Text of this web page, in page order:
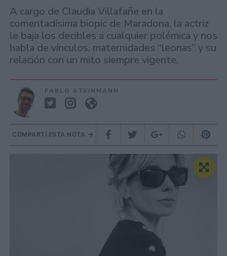
A cargo de Claudia Villafañe en la
comentadísima biopic de Maradona, la actriz
le baja los decibles a cualquier polémica y nos
habla de vínculos, maternidades “leonas” y su
relación con un mito siempre vigente.
PABLO STEINMANN
COMPARTÍ ESTA NOTA